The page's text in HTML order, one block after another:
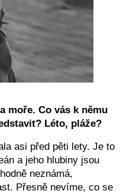
moře. Co vás k němu
Léto, pláže?
asi před pěti lety. Je to
a jeho hlubiny jsou
neznámá,
Přesně nevíme, co se